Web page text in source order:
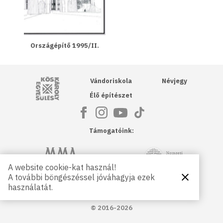
Országépítő 1995/II.
Kós Károly Egyesülés
Vándoriskola
Élő építészet
Névjegy
Támogatóink:
Magyar Művészeti Akadémia NKA
Petőfi Kulturális Ügynökség
© 2016-2026
A website cookie-kat használ!
A további böngészéssel jóváhagyja ezek
használatát.
Bezárás